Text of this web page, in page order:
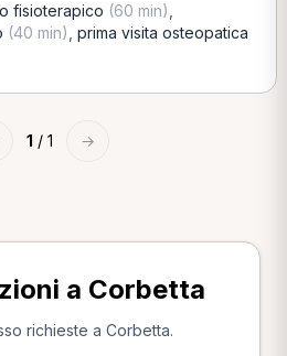
fisioterapico (60 min)
(40 min) prima visita osteopatica
1 / 1 →
a Corbetta
richieste a Corbetta.